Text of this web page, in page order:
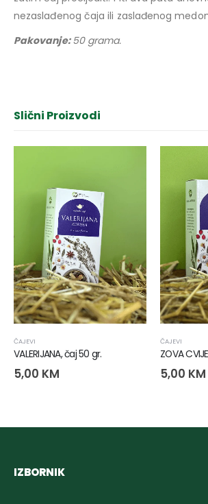
nezaslađenog čaja ili zaslađenog
Pakovanje:50 grama.
Slični Proizvodi
ČAJEVI
VALERIJANA, čaj 50 gr.
5,00 KM
ČAJEVI
ZOVA
5,00 KM
IZBORNIK